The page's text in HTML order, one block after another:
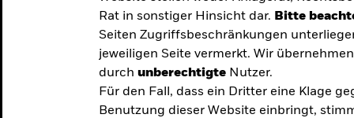
Rat in sonstiger Hinsicht dar. Bitte
Seiten Zugriffsbeschränkungen
jeweiligen Seite vermerkt. Wir
durch unberechtigte Nutzer.
Für den Fall, dass ein Dritter eine Klage
Benutzung dieser Website einbringt,